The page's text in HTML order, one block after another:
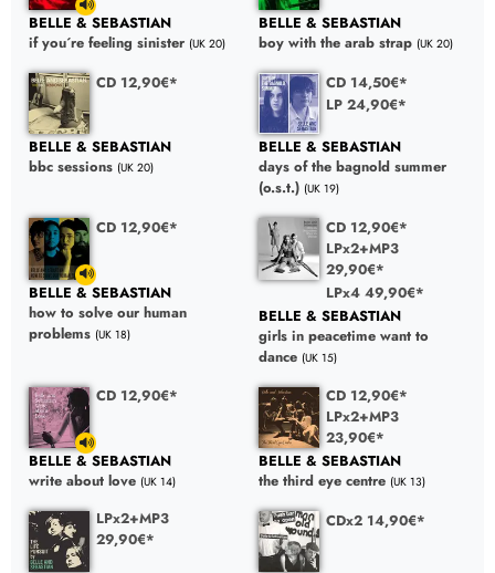
BELLE & SEBASTIAN
if you´re feeling sinister (UK 20)
BELLE & SEBASTIAN
boy with the arab strap (UK 20)
CD 12,90€*
BELLE & SEBASTIAN
bbc sessions (UK 20)
CD 14,50€*
LP 24,90€*
BELLE & SEBASTIAN
days of the bagnold summer
(o.s.t.) (UK 19)
CD 12,90€*
BELLE & SEBASTIAN
how to solve our human
problems (UK 18)
CD 12,90€*
LPx2+MP3
29,90€*
LPx4 49,90€*
BELLE & SEBASTIAN
girls in peacetime want to
dance (UK 15)
CD 12,90€*
BELLE & SEBASTIAN
write about love (UK 14)
CD 12,90€*
LPx2+MP3
23,90€*
BELLE & SEBASTIAN
the third eye centre (UK 13)
LPx2+MP3
29,90€*
CDx2 14,90€*